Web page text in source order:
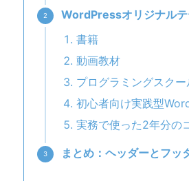
WordPressオリジナル
書籍
動画教材
プログラミングスクー
初心者向け実践型
実務で使った2年分の
まとめ：ヘッダーとフッ